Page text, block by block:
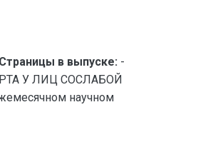
Страницы в выпуске: -
У ЛИЦ СОСЛАБОЙ
научном